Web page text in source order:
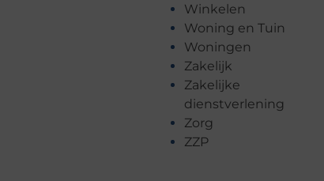
Winkelen
Woning en Tuin
Woningen
Zakelijk
Zakelijke
dienstverlening
Zorg
ZZP